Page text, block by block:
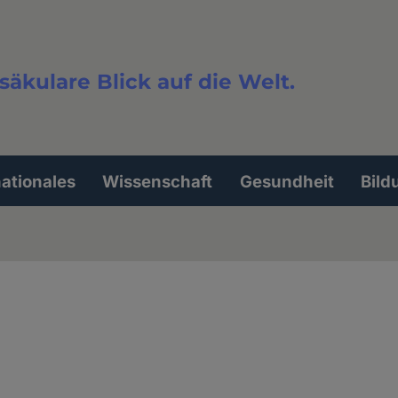
Blick auf die Welt.
Wissenschaft Gesundheit